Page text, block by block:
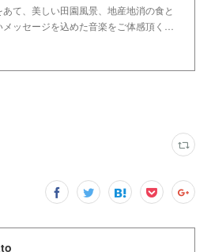
て、美しい田園風景、地産地消の食と
ッセージを込めた音楽をご体感頂く…